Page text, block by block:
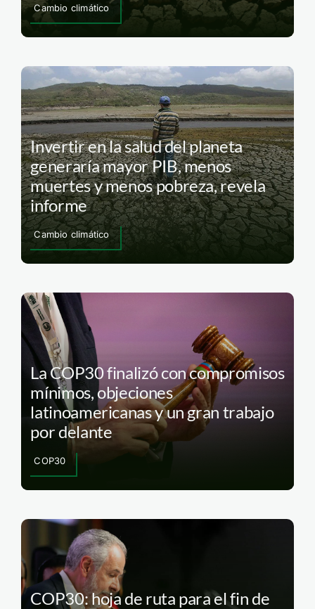
Cambio climático
Invertir en la salud del planeta
generaría mayor PIB, menos
muertes y menos pobreza, revela
informe
Cambio climático
La COP30 finalizó con compromisos
mínimos, objeciones
latinoamericanas y un gran trabajo
por delante
COP30
COP30: hoja de ruta para el fin de